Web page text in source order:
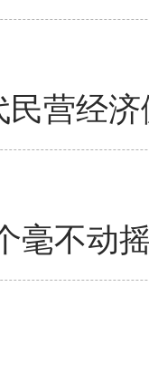
营经
毫不动